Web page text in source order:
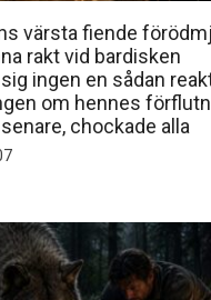
värsta fiende
rakt vid bardisken
ingen en sådan
om hennes
chockade alla